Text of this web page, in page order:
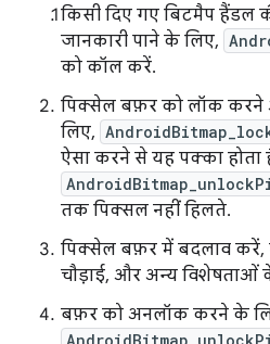
किसी दिए गए बिटमैप हैंडल
जानकारी पाने के लिए,
को कॉल करें.
पिक्सेल बफ़र को लॉक करने
लिए,
ऐसा करने से यह पक्का
तक पिक्सल नहीं हिलते.
पिक्सेल बफ़र में बदलाव करें,
चौड़ाई, और अन्य विशेषताओं
बफ़र को अनलॉक करने के